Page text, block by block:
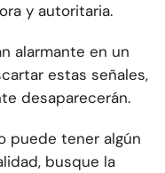
y autoritaria.
alarmante en un
estas señales,
desaparecerán.
puede tener algún
busque la